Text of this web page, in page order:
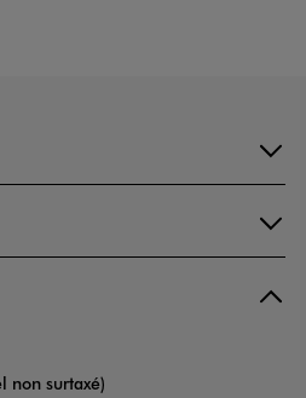
non surtaxé)